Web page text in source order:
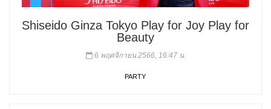
Shiseido Ginza Tokyo Play for Joy Play for
Beauty
6 พฤศจิกายน 2566, 16:47 น.
PARTY